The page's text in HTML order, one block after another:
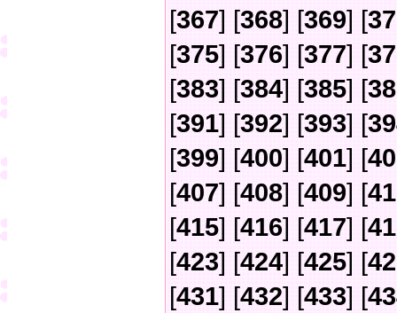
[367] [368] [369] [
[375] [376] [377] [
[383] [384] [385] [
[391] [392] [393] [
[399] [400] [401] [
[407] [408] [409] [
[415] [416] [417] [
[423] [424] [425] [
[431] [432] [433] [